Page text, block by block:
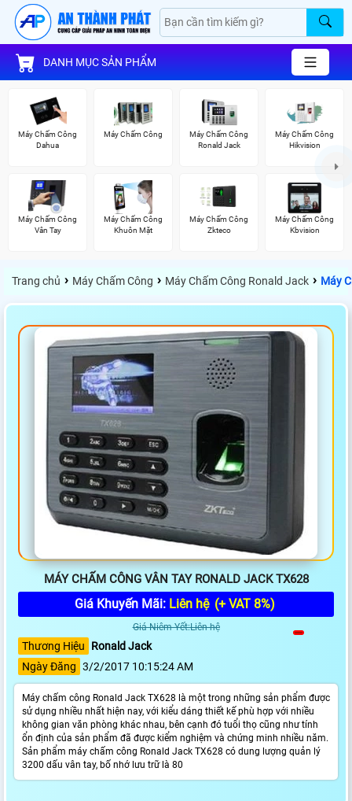
DANH MỤC SẢN PHẨM
Máy Chấm Công
Dahua
Máy Chấm Công
Máy Chấm Công
Ronald Jack
Máy Chấm Công
Hikvision
Máy Chấm Công
Vân Tay
Máy Chấm Công
Khuôn Mặt
Máy Chấm Công
Zkteco
Máy Chấm Công
Kbvision
Trang chủ › Máy Chấm Công › Máy Chấm Công Ronald Jack › Máy
MÁY CHẤM CÔNG VÂN TAY RONALD JACK TX628
Giá Khuyến Mãi: Liên hệ (+ VAT 8%)
Giá Niêm Yết:Liên hệ
Thương Hiệu
Ronald Jack
Ngày Đăng 3/2/2017 10:15:24 AM
Máy chấm công Ronald Jack TX628 là một trong những sản phẩm được
sử dụng nhiều nhất hiện nay, với kiểu dáng thiết kế phù hợp với nhiều
không gian văn phòng khác nhau, bên cạnh đó tuổi thọ cũng như tính
ổn định của sản phẩm đã được kiểm nghiệm và chứng minh nhiều năm.
Sản phẩm máy chấm công Ronald Jack TX628 có dung lượng quản lý
3200 dấu vân tay, bố nhớ lưu trữ là 80